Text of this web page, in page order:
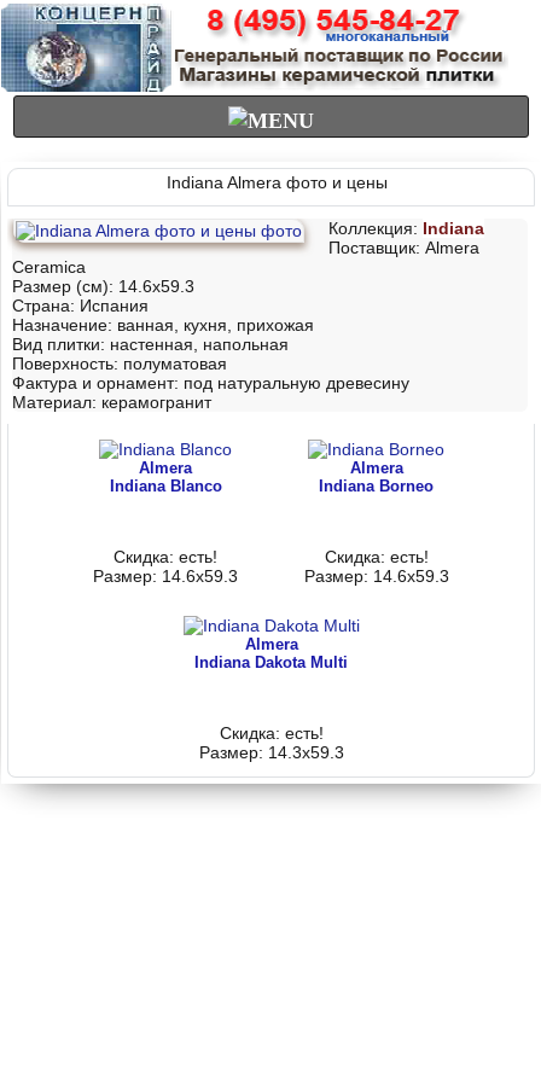
Indiana Almera фото и цены
Коллекция: Indiana
Поставщик: Almera
Ceramica
Размер (см): 14.6x59.3
Страна: Испания
Назначение: ванная, куxня, приxожая
Вид плитки: настенная, напольная
Поверхность: полуматовая
Фактура и орнамент: под натуральную древесину
Материал: керамогранит
Almera
Indiana Blanco
Скидка: есть!
Размер: 14.6x59.3
Almera
Indiana Borneo
Скидка: есть!
Размер: 14.6x59.3
Almera
Indiana Dakota Multi
Скидка: есть!
Размер: 14.3x59.3